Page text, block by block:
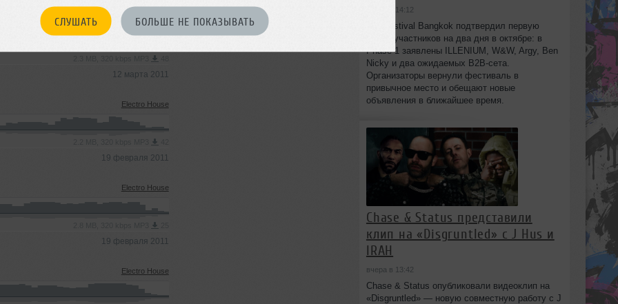
СЛУШАТЬ БОЛЬШЕ НЕ ПОКАЗЫВАТЬ
Techno
12 марта 2011
Electro House
19 февраля 2011
Electro House
19 февраля 2011
Electro House
вчера в 14:12
808 Festival Bangkok подтвердил первую
волну участников на два дня в октябре: в
Phase 1 заявлены ILLENIUM, W&W, Argy, Ben
Nicky и два ожидаемых B2B-сета.
Организаторы вернули фестиваль в
привычное место и обещают новые
объявления в ближайшее время.
Chase & Status представили
клип на «Disgruntled» с J Hus и
IRAH
вчера в 13:42
Chase & Status опубликовали видеоклип на
«Disgruntled» — новую совместную работу с J